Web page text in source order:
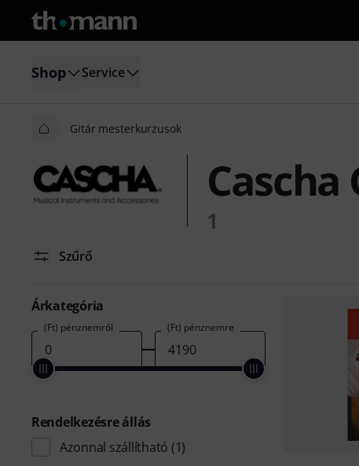
Shop Service
Gitár mesterkurzusok
1
Szűrő
Árkategória
(Ft) pénznemről (Ft) pénznemre
Rendelkezésre állás
Azonnal szállítható (1)